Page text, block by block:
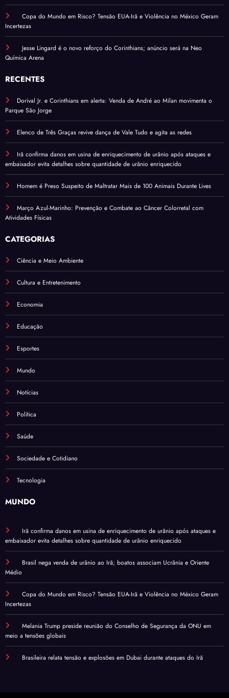
Copa do Mundo em Risco? Tensão EUA-Irã e Violência no México Geram
Incertezas
Jesse Lingard é o novo reforço do Corinthians; anúncio será na Neo
Química Arena
RECENTES
Dorival Jr. e Corinthians em alerta: Venda de André ao Milan movimenta o
Parque São Jorge
Elenco de Três Graças revive dança de Vale Tudo e agita as redes
Irã confirma danos em usina de enriquecimento de urânio após ataques e
embaixador evita detalhes sobre quantidade de urânio enriquecido
Homem é Preso Suspeito de Maltratar Mais de 100 Animais Durante Lives
Março Azul-Marinho: Prevenção e Combate ao Câncer Colorretal com
Atividades Físicas
CATEGORIAS
Ciência e Meio Ambiente
Cultura e Entretenimento
Economia
Educação
Esportes
Mundo
Notícias
Política
Saúde
Sociedade e Cotidiano
Tecnologia
MUNDO
Irã confirma danos em usina de enriquecimento de urânio após ataques e
embaixador evita detalhes sobre quantidade de urânio enriquecido
Brasil nega venda de urânio ao Irã; boatos associam Ucrânia e Oriente
Médio
Copa do Mundo em Risco? Tensão EUA-Irã e Violência no México Geram
Incertezas
Melania Trump preside reunião do Conselho de Segurança da ONU em
meio a tensões globais
Brasileira relata tensão e explosões em Dubai durante ataques do Irã